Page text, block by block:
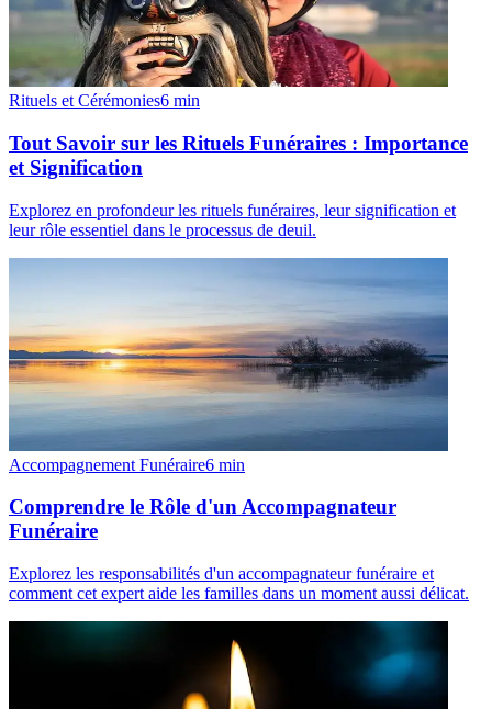
Rituels et Cérémonies6 min
Tout Savoir sur les Rituels Funéraires : Importance
et Signification
Explorez en profondeur les rituels funéraires, leur signification et
leur rôle essentiel dans le processus de deuil.
Accompagnement Funéraire6 min
Comprendre le Rôle d'un Accompagnateur
Funéraire
Explorez les responsabilités d'un accompagnateur funéraire et
comment cet expert aide les familles dans un moment aussi délicat.